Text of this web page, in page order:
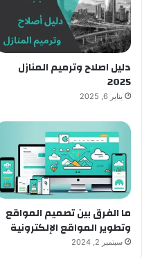
دليل اصلاح وترميم المنازل
2025
يناير 6, 2025
ما الفرق بين تصميم المواقع
وتطوير المواقع الإلكترونية
سبتمبر 2, 2024